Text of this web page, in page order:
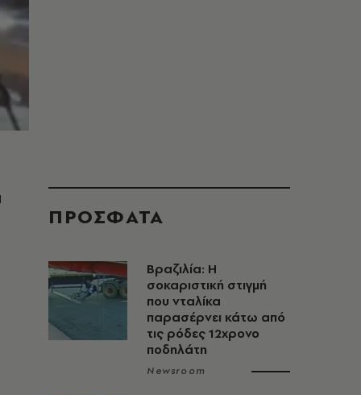
ΠΡΟΣΦΑΤΑ
Βραζιλία: Η
σοκαριστική στιγμή
που νταλίκα
παρασέρνει κάτω από
τις ρόδες 12χρονο
ποδηλάτη
Newsroom